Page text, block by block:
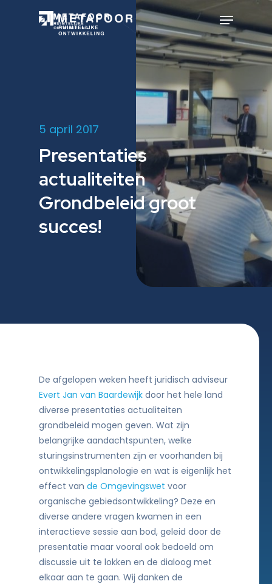
Menu
5 april 2017
Presentaties
actualiteiten
Grondbeleid groot
succes!
De afgelopen weken heeft juridisch adviseur
Evert Jan van Baardewijk door het hele land
diverse presentaties actualiteiten
grondbeleid mogen geven. Wat zijn
belangrijke aandachtspunten, welke
sturingsinstrumenten zijn er voorhanden bij
ontwikkelingsplanologie en wat is eigenlijk het
effect vande Omgevingswet voor
organische gebiedsontwikkeling? Deze en
diverse andere vragen kwamen in een
interactieve sessie aan bod, geleid door de
presentatie maar vooral ook bedoeld om
discussie uit te lokken en de dialoog met
elkaar aan te gaan. Wij danken de
Close
Menu